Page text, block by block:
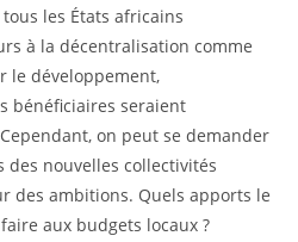
les États africains
à la décentralisation comme
le développement,
bénéficiaires seraient
on peut se demander
des nouvelles collectivités
des ambitions. Quels apports le
aux budgets locaux ?